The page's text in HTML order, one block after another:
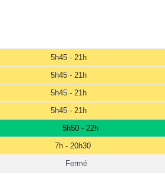
5h45 - 21h
5h45 - 21h
5h45 - 21h
5h45 - 21h
5h50 - 22h
7h - 20h30
Fermé